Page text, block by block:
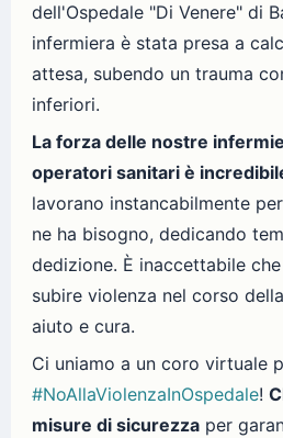
dell'Ospedale "Di Venere" di
infermiera è stata presa a
attesa, subendo un trauma
inferiori.
La forza delle nostre
operatori sanitari è
lavorano instancabilmente
ne ha bisogno, dedicando
dedizione. È inaccettabile
subire violenza nel corso
aiuto e cura.
Ci uniamo a un coro virtuale
#NoAllaViolenzaInOspedale!
misure di sicurezza per